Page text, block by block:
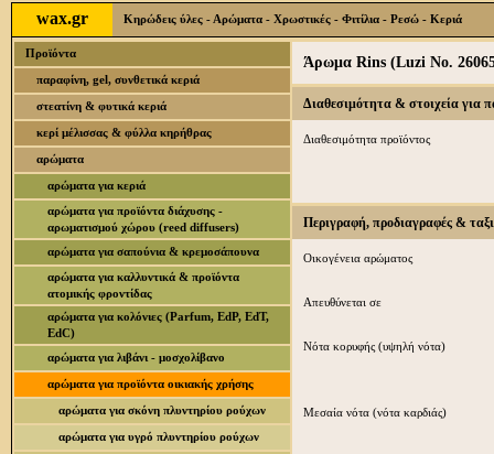
wax.gr Κηρώδεις ύλες - Αρώματα - Χρωστικές - Φιτίλια - Ρεσώ - Κεριά
Προϊόντα
παραφίνη, gel, συνθετικά κεριά
στεατίνη & φυτικά κεριά
κερί μέλισσας & φύλλα κηρήθρας
αρώματα
αρώματα για κεριά
αρώματα για προϊόντα διάχυσης -
αρωματισμού χώρου (reed diffusers)
αρώματα για σαπούνια & κρεμοσάπουνα
αρώματα για καλλυντικά & προϊόντα
ατομικής φροντίδας
αρώματα για κολόνιες (Parfum, EdP, EdT,
EdC)
αρώματα για λιβάνι - μοσχολίβανο
αρώματα για προϊόντα οικιακής χρήσης
αρώματα για σκόνη πλυντηρίου ρούχων
αρώματα για υγρό πλυντηρίου ρούχων
Άρωμα Rins (Luzi No.
Διαθεσιμότητα & στοιχεία για
Διαθεσιμότητα προϊόντος
Περιγραφή, προδιαγραφές &
Οικογένεια αρώματος
Απευθύνεται σε
Νότα κορυφής (υψηλή νότα)
Μεσαία νότα (νότα καρδιάς)